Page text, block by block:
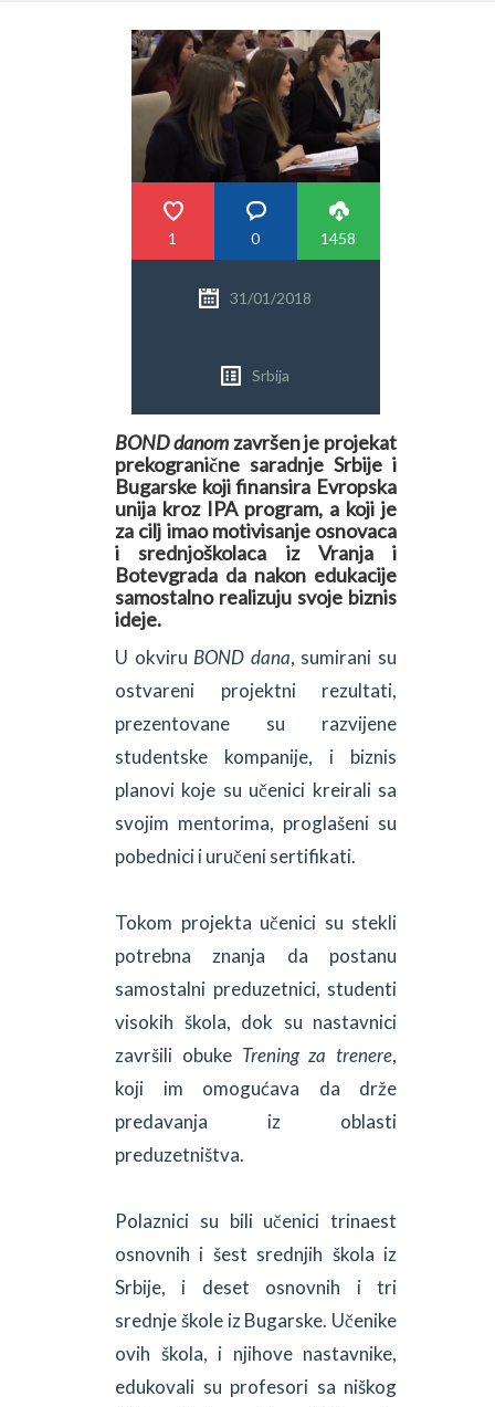
1 0 1458
31/01/2018
Srbija
BOND danomzavršen je projekat
prekogranične saradnje Srbije i
Bugarske koji finansira Evropska
unija kroz IPA program, a koji je
za cilj imao motivisanje osnovaca
i srednjoškolaca iz Vranja i
Botevgrada da nakon edukacije
samostalno realizuju svoje biznis
ideje.
U okviruBOND dana, sumirani su
ostvareni projektni rezultati,
prezentovane su razvijene
studentske kompanije, i biznis
planovi koje su učenici kreirali sa
svojim mentorima, proglašeni su
pobednici i uručeni sertifikati.
Tokom projekta učenici su stekli
potrebna znanja da postanu
samostalni preduzetnici, studenti
visokih škola, dok su nastavnici
završili obuke Trening za trenere,
koji im omogućava da drže
predavanja iz oblasti
preduzetništva.
Polaznici su bili učenici trinaest
osnovnih i šest srednjih škola iz
Srbije, i deset osnovnih i tri
srednje škole iz Bugarske. Učenike
ovih škola, i njihove nastavnike,
edukovali su profesori sa niškog